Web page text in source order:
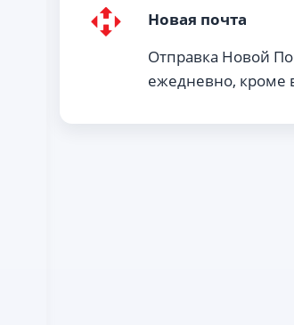
Новая почта
Отправка Новой
ежедневно, кроме